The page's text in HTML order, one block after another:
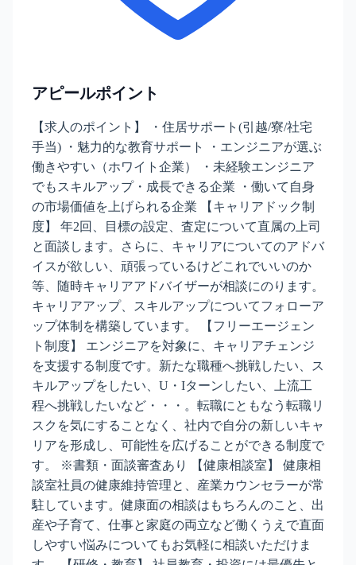
アピールポイント
【求人のポイント】 ・住居サポート(引越/寮/社宅
手当) ・魅力的な教育サポート ・エンジニアが選ぶ
働きやすい（ホワイト企業） ・未経験エンジニア
でもスキルアップ・成長できる企業 ・働いて自身
の市場価値を上げられる企業 【キャリアドック制
度】 年2回、目標の設定、査定について直属の上司
と面談します。さらに、キャリアについてのアドバ
イスが欲しい、頑張っているけどこれでいいのか
等、随時キャリアアドバイザーが相談にのります。
キャリアアップ、スキルアップについてフォローア
ップ体制を構築しています。 【フリーエージェン
ト制度】 エンジニアを対象に、キャリアチェンジ
を支援する制度です。新たな職種へ挑戦したい、ス
キルアップをしたい、U・Iターンしたい、上流工
程へ挑戦したいなど・・・。転職にともなう転職リ
スクを気にすることなく、社内で自分の新しいキャ
リアを形成し、可能性を広げることができる制度で
す。 ※書類・面談審査あり 【健康相談室】 健康相
談室社員の健康維持管理と、産業カウンセラーが常
駐しています。健康面の相談はもちろんのこと、出
産や子育て、仕事と家庭の両立など働くうえで直面
しやすい悩みについてもお気軽に相談いただけま